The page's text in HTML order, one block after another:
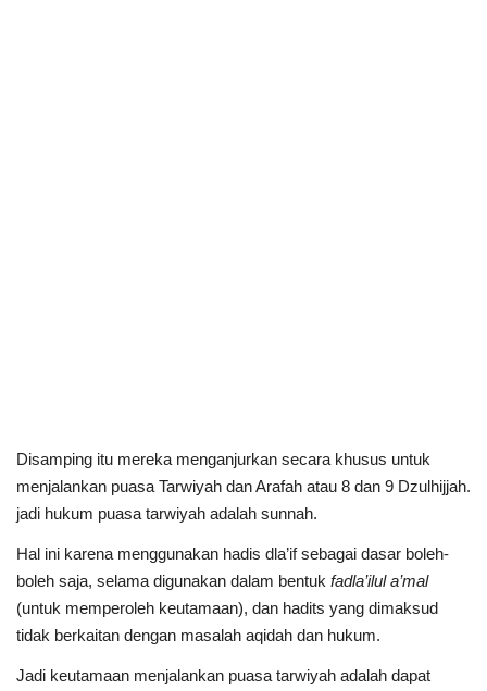
Disamping itu mereka menganjurkan secara khusus untuk
menjalankan puasa Tarwiyah dan Arafah atau 8 dan 9 Dzulhijjah.
jadi hukum puasa tarwiyah adalah sunnah.
Hal ini karena menggunakan hadis dla’if sebagai dasar boleh-
boleh saja, selama digunakan dalam bentuk fadla’ilul a’mal
(untuk memperoleh keutamaan), dan hadits yang dimaksud
tidak berkaitan dengan masalah aqidah dan hukum.
Jadi keutamaan menjalankan puasa tarwiyah adalah dapat